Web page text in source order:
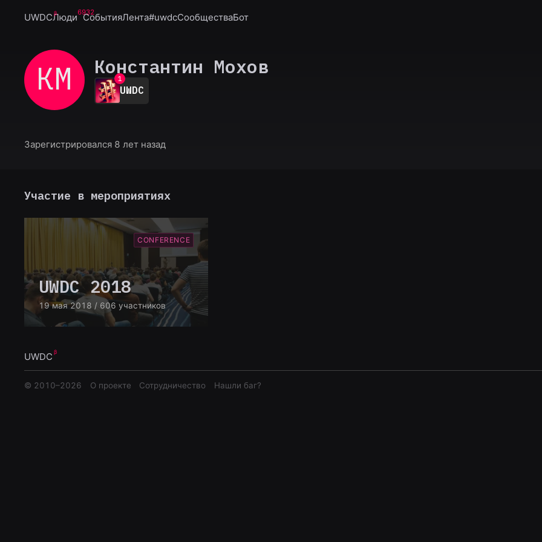
UWDCЛюди6932
СобытияЛента#uwdcСообществаБот
КМ Константин Мохов
0
1
2
3
7
UWDC
Зарегистрировался 8 лет назад
Участие в мероприятиях
CONFERENCE
UWDC 2018
19 мая 2018 / 606 участников
UWDC
© 2010–2026 О проекте Сотрудничество Нашли баг?